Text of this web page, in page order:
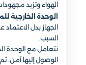
الهواء وتزيد
الوحدة الخارجية
الجهاز بدل
السبب.
نتعامل مع الوحدة
الوصول إليها آمن،